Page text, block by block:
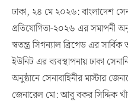
প্রতিযোগিতা-২০২৬ এর সমাপনী
স্বতন্ত্র সিগন্যাল ব্রিগেড এর
ইউনিট এর ব্যবস্থাপনায় ঢাকা
অনুষ্ঠানে সেনাবাহিনীর মাস্টার
জেনারেল মো: আবু বকর সিদ্দিক
জি+ প্রধান অতিথি হিসেবে